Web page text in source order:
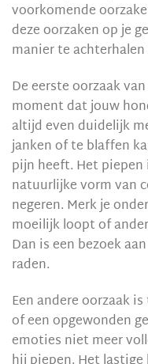
voorkomende
deze oorzaken op je
manier te
De eerste oorzaak
moment dat jouw
altijd even duidelijk
janken of te blaffen
pijn heeft. Het
natuurlijke vorm van
negeren. Merk je
moeilijk loopt of
Dan is een bezoek
raden.
Een andere oorzaak
of een opgewonden
emoties niet meer